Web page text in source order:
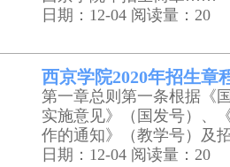
日期：12-04 阅读量：20
西京学院2020年招生章
第一章总则第一条根据《
实施意见》（国发号）、
作的通知》（教学号）
日期：12-04 阅读量：20